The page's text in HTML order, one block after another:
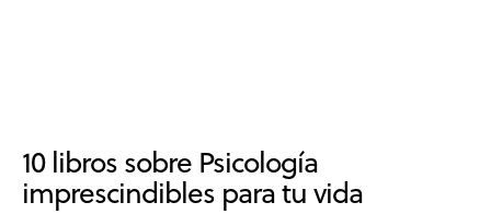
10 libros sobre Psicología
imprescindibles para tu vida